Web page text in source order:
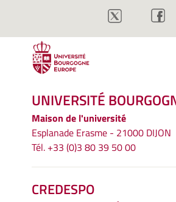
UNIVERSITÉ
Maison de l'université
Esplanade Erasme - 21000 DIJON
Tél. +33 (0)3 80 39 50 00
CREDESPO